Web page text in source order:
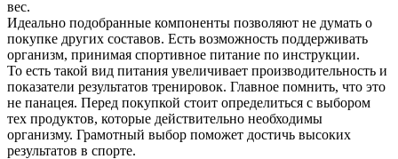
вес.
Идеально подобранные компоненты позволяют не думать о
покупке других составов. Есть возможность поддерживать
организм, принимая спортивное питание по инструкции.
То есть такой вид питания увеличивает производительность и
показатели результатов тренировок. Главное помнить, что это
не панацея. Перед покупкой стоит определиться с выбором
тех продуктов, которые действительно необходимы
организму. Грамотный выбор поможет достичь высоких
результатов в спорте.